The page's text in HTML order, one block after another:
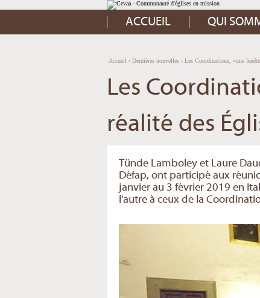
Aller
au
contenu.
Aller
à
Outils
personnels
ACCUEIL QUI
Accueil › Dernières nouvelles › Les Coordinations, «une
Les
réalité des
Tünde Lamboley et Laure
Défap, ont participé aux
janvier au 3 février 2019 en
l'autre à ceux de la